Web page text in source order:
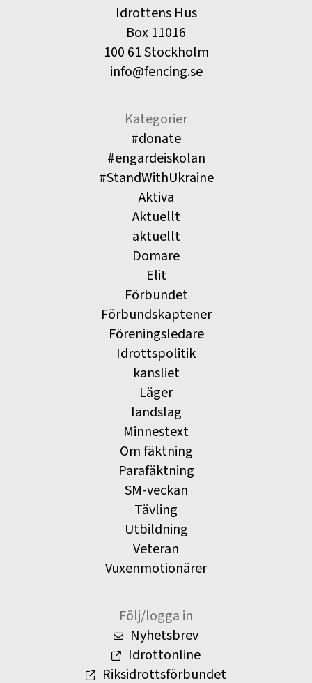
Idrottens Hus
Box 11016
100 61 Stockholm
info@fencing.se
Kategorier
#donate
#engardeiskolan
#StandWithUkraine
Aktiva
Aktuellt
aktuellt
Domare
Elit
Förbundet
Förbundskaptener
Föreningsledare
Idrottspolitik
kansliet
Läger
landslag
Minnestext
Om fäktning
Parafäktning
SM-veckan
Tävling
Utbildning
Veteran
Vuxenmotionärer
Följ/logga in
Nyhetsbrev
Idrottonline
Riksidrottsförbundet